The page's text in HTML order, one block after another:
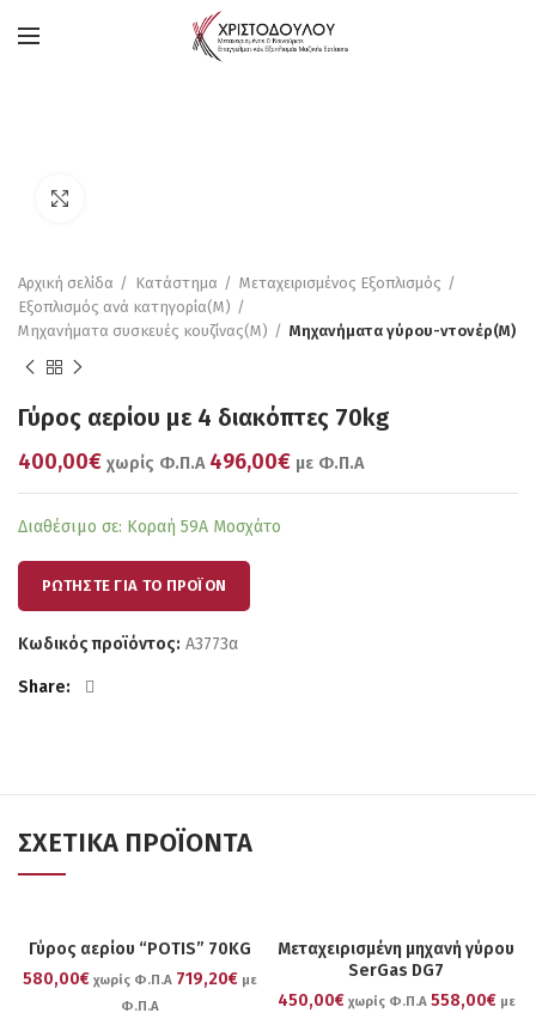
Αρχική σελίδα Κατάστημα
Μεταχειρισμένος Εξοπλισμός
Εξοπλισμός ανά κατηγορία(M)
Μηχανήματα συσκευές κουζίνας(M)
Μηχανήματα γύρου-ντονέρ(M)
Γύρος αερίου με 4 διακόπτες 70kg
400,00€ χωρίς Φ.Π.Α 496,00€ με Φ.Π.Α
Διαθέσιμο σε: Κοραή 59Α Μοσχάτο
ΡΩΤΗΣΤΕ ΓΙΑ ΤΟ ΠΡΟΪΟΝ
Κωδικός προϊόντος: Α3773α
Share
ΣΧΕΤΙΚΆ ΠΡΟΪΌΝΤΑ
Γύρος αερίου “POTIS” 70KG
580,00€ χωρίς Φ.Π.Α 719,20€ με
Φ.Π.Α
Μεταχειρισμένη μηχανή γύρου
SerGas DG7
450,00€ χωρίς Φ.Π.Α 558,00€ με